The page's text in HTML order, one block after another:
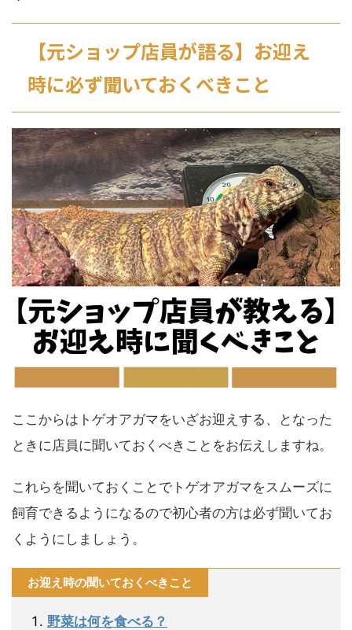
【元ショップ店員が語る】お迎え
時に必ず聞いておくべきこと
ここからはトゲオアガマをいざお迎えする、となった
ときに店員に聞いておくべきことをお伝えしますね。
これらを聞いておくことでトゲオアガマをスムーズに
飼育できるようになるので初心者の方は必ず聞いてお
くようにしましょう。
お迎え時の聞いておくべきこと
野菜は何を食べる？